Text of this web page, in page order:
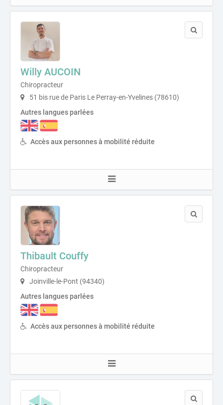
Willy AUCOIN
Chiropracteur
51 bis rue de Paris Le Perray-en-Yvelines (78610)
Autres langues parlées
Accès aux personnes à mobilité réduite
Thibault Couffy
Chiropracteur
Joinville-le-Pont (94340)
Autres langues parlées
Accès aux personnes à mobilité réduite